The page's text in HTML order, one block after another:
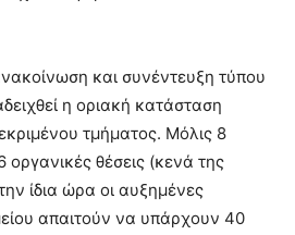
και συνέντευξη τύπου
η οριακή κατάσταση
τμήματος. Μόλις 8
οργανικές θέσεις (κενά της
ίδια ώρα οι αυξημένες
απαιτούν να υπάρχουν 40